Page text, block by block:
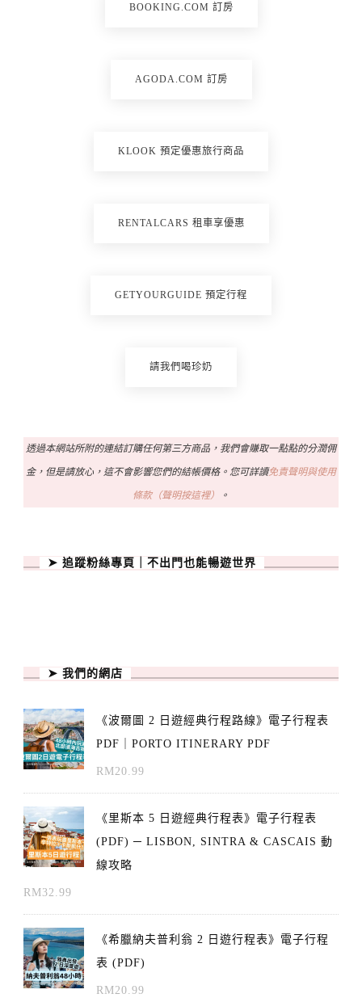
BOOKING.COM 訂房
AGODA.COM 訂房
KLOOK 預定優惠旅行商品
RENTALCARS 租車享優惠
GETYOURGUIDE 預定行程
請我們喝珍奶
透過本網站所附的連結訂購任何第三方商品，我們會賺取一點點的分潤佣
金，但是請放心，這不會影響您們的結帳價格。您可詳讀免責聲明與使用
條款（聲明按這裡） 。
➤ 追蹤粉絲專頁｜不出門也能暢遊世界
➤ 我們的網店
《波爾圖 2 日遊經典行程路線》電子行程表
PDF｜PORTO ITINERARY PDF
RM20.99
《里斯本 5 日遊經典行程表》電子行程表
(PDF) ─ LISBON, SINTRA & CASCAIS 動
線攻略
RM32.99
《希臘納夫普利翁 2 日遊行程表》電子行程
表 (PDF)
RM20.99